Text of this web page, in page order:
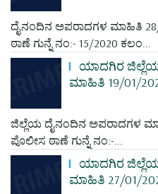
ದೈನಂದಿನ ಅಪರಾದಗಳ ಮಾಹಿತಿ
ಠಾಣೆ ಗುನ್ನೆ ನಂ:- 15/2020 ಕಲಂ...
ಯಾದಗಿರ
ಮಾಹಿತಿ 19/01/
ಜಿಲ್ಲೆಯ ದೈನಂದಿನ ಅಪರಾದಗಳ
ಪೊಲೀಸ ಠಾಣೆ ಗುನ್ನೆ ನಂ:-...
ಯಾದಗಿರ
ಮಾಹಿತಿ 27/01/